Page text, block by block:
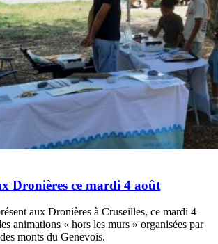
Dronières ce mardi 4 août
aux Dronières à Cruseilles, ce mardi 4
animations « hors les murs » organisées par
monts du Genevois.